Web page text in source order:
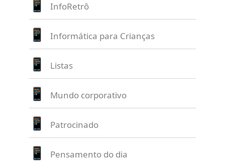
InfoRetrô
Informática para Crianças
Listas
Mundo corporativo
Patrocinado
Pensamento do dia